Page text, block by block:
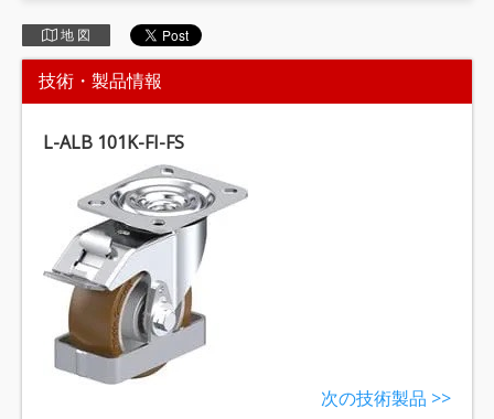
地 図
技術・製品情報
L-ALB 101K-FI-FS
次の技術製品 >>